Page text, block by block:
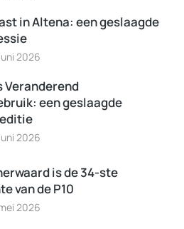
in Altena: een geslaagde
2026
Veranderend
een geslaagde
2026
is de 34-ste
van de P10
2026